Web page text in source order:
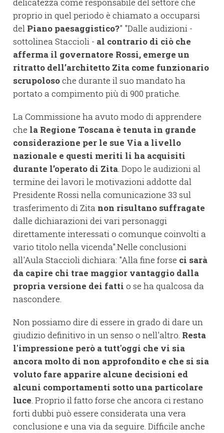
delicatezza come responsabile del settore che
proprio in quel periodo è chiamato a occuparsi
del Piano paesaggistico?" "Dalle audizioni -
sottolinea Staccioli - al contrario di ciò che
afferma il governatore Rossi, emerge un
ritratto dell’architetto Zita come funzionario
scrupolosoche durante il suo mandato ha
portato a compimento più di 900 pratiche.
La Commissione ha avuto modo di apprendere
che la Regione Toscana è tenuta in grande
considerazione per le sue Via a livello
nazionale e questi meriti li ha acquisiti
durante l’operato di Zita. Dopo le audizioni al
termine dei lavori le motivazioni addotte dal
Presidente Rossi nella comunicazione 33 sul
trasferimento di Zita non risultano suffragate
dalle dichiarazioni dei vari personaggi
direttamente interessati o comunque coinvolti a
vario titolo nella vicenda".Nelle conclusioni
all'Aula Staccioli dichiara: "Alla fine forse ci sarà
da capire chi trae maggior vantaggio dalla
propria versione dei fatti o se ha qualcosa da
nascondere.
Non possiamo dire di essere in grado di dare un
giudizio definitivo in un senso o nell'altro. Resta
l'impressione però a tutt'oggi che vi sia
ancora molto di non approfondito e che si sia
voluto fare apparire alcune decisioni ed
alcuni comportamenti sotto una particolare
luce. Proprio il fatto forse che ancora ci restano
forti dubbi può essere considerata una vera
conclusione e una via da seguire. Difficile anche